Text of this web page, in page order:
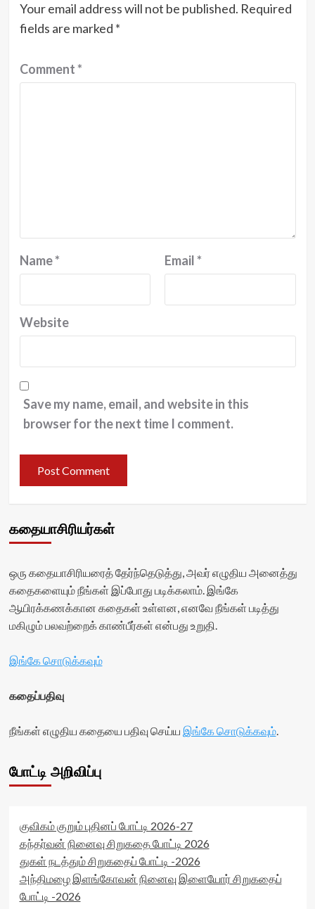
Your email address will not be published. Required
fields are marked *
Comment*
Name* Email*
Website
Save my name, email, and website in this
browser for the next time I comment.
கதையாசிரியர்கள்
ஒரு கதையாசிரியரைத் தேர்ந்தெடுத்து, அவர் எழுதிய அனைத்து
கதைகளையும் நீங்கள் இப்போது படிக்கலாம். இங்கே
ஆயிரக்கணக்கான கதைகள் உள்ளன, எனவே நீங்கள் படித்து
மகிழும் பலவற்றைக் காண்பீர்கள் என்பது உறுதி.
இங்கே சொடுக்கவும்
கதைப்பதிவு
நீங்கள் எழுதிய கதையை பதிவு செய்ய இங்கே சொடுக்கவும்.
போட்டி அறிவிப்பு
குவிகம் குறும் புதினப் போட்டி 2026-27
கந்தர்வன் நினைவு சிறுகதை போட்டி 2026
துகள் நடத்தும் சிறுகதைப் போட்டி -2026
அந்திமழை இளங்கோவன் நினைவு இளையோர் சிறுகதைப்
போட்டி -2026